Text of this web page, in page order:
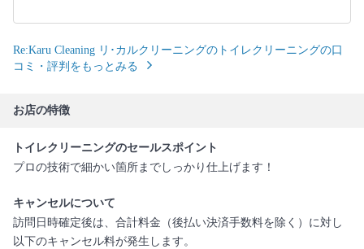
Re:Karu Cleaning リ･カルクリーニングのトイレクリーニングの口
コミ・評判をもっとみる
お店の特徴
トイレクリーニングのセールスポイント
プロの技術で細かい箇所までしっかり仕上げます！
キャンセルについて
訪問日時確定後は、合計料金（後払い決済手数料を除く）に対し
以下のキャンセル料が発生します。